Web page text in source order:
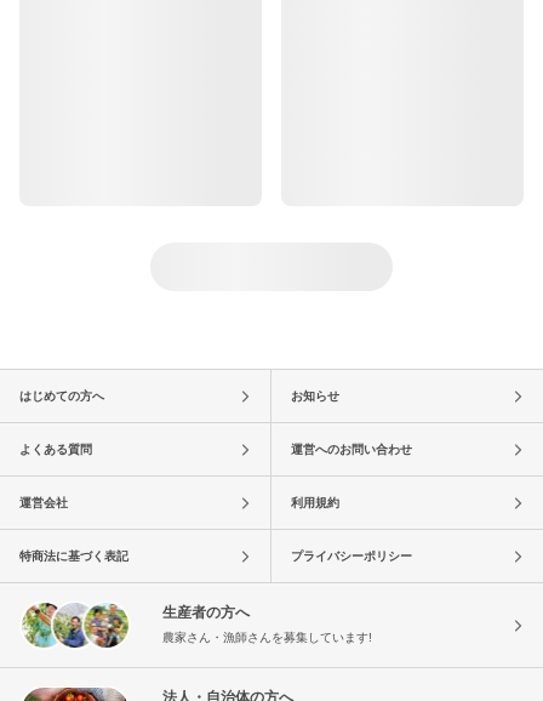
はじめての方へ お知らせ
よくある質問 運営へのお問い合わせ
運営会社 利用規約
特商法に基づく表記 プライバシーポリシー
生産者の方へ
農家さん・漁師さんを募集しています!
法人・自治体の方へ